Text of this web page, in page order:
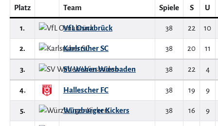
Platz Team Spiele S U
1. VfL Osnabrück 38 22 10
2. Karlsruher SC 38 20 11
3. SV Wehen Wiesbaden 38 22 4
4. Hallescher FC 38 19 9
5. Würzburger Kickers 38 16 9